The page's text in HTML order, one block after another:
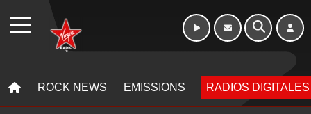
ROCK NEWS EMISSIONS RADIOS DIGITALES
WEBRADIO Week-end de 06h
à 12h